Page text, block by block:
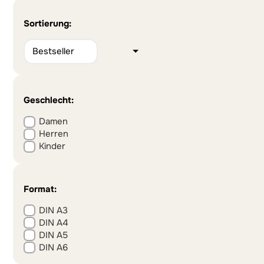
Sortierung:
Geschlecht:
Damen
Herren
Kinder
Format:
DIN A3
DIN A4
DIN A5
DIN A6